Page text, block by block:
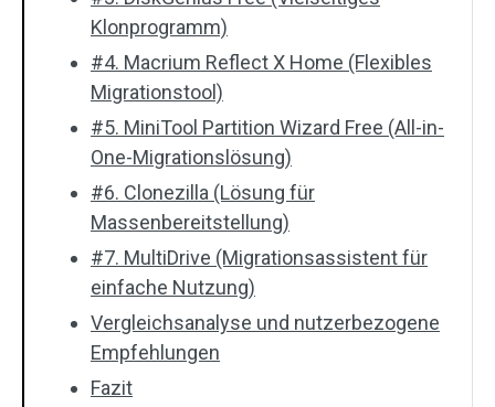
Klonprogramm)
#4. Macrium Reflect X Home (Flexibles
Migrationstool)
#5. MiniTool Partition Wizard Free (All-in-
One-Migrationslösung)
#6. Clonezilla (Lösung für
Massenbereitstellung)
#7. MultiDrive (Migrationsassistent für
einfache Nutzung)
Vergleichsanalyse und nutzerbezogene
Empfehlungen
Fazit